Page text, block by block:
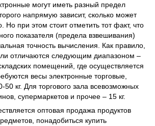
могут иметь разный предел
напрямую зависит, сколько может
Но при этом стоит отметить тот факт, что
показателя (предела взвешивания)
точность вычисления. Как правило,
отличаются следующим диапазоном –
помещений, где осуществляется
весы электронные торговые,
50 кг. Для торгового зала всевозможных
супермаркетов и прочее – 15 кг.
оптовая продажа продуктов
понадобиться купить